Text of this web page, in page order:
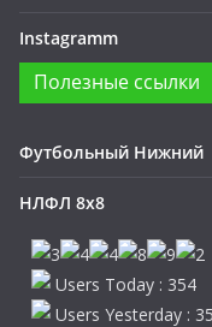
Instagramm
Полезные ссылки
Футбольный Нижний
НЛФЛ 8х8
Users Today : 354
Users Yesterday :